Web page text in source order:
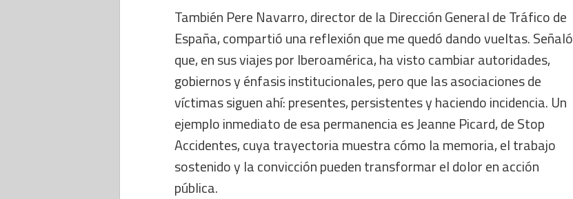
También Pere Navarro, director de la Dirección General de Tráfico de
España, compartió una reflexión que me quedó dando vueltas. Señaló
que, en sus viajes por Iberoamérica, ha visto cambiar autoridades,
gobiernos y énfasis institucionales, pero que las asociaciones de
víctimas siguen ahí: presentes, persistentes y haciendo incidencia. Un
ejemplo inmediato de esa permanencia es Jeanne Picard, de Stop
Accidentes, cuya trayectoria muestra cómo la memoria, el trabajo
sostenido y la convicción pueden transformar el dolor en acción
pública.